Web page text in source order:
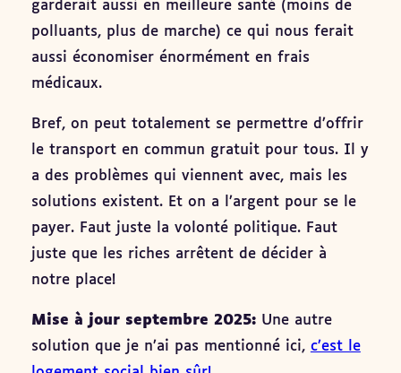
garderait aussi en meilleure santé (moins de
polluants, plus de marche) ce qui nous ferait
aussi économiser énormément en frais
médicaux.
Bref, on peut totalement se permettre d’offrir
le transport en commun gratuit pour tous. Il y
a des problèmes qui viennent avec, mais les
solutions existent. Et on a l’argent pour se le
payer. Faut juste la volonté politique. Faut
juste que les riches arrêtent de décider à
notre place!
Mise à jour septembre 2025:Une autre
solution que je n’ai pas mentionné ici, c’est le